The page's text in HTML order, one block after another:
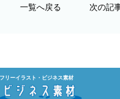
一覧へ戻る 次の記
フリーイラスト・ビジネス素材